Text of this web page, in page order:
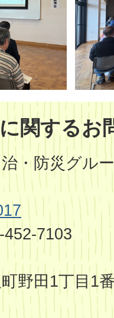
関するお
・防災グル
7103
野田1丁目1